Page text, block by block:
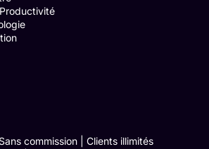
commission | Clients illimités